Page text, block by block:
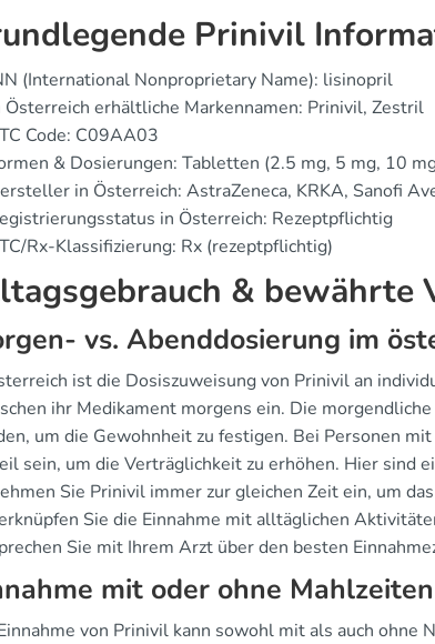
Prinivil
(International Nonproprietary Name): lisinopril
Österreich erhältliche Markennamen: Prinivil, Zestril
Code: C09AA03
& Dosierungen: Tabletten (2.5 mg, 5 mg, 10
in Österreich: AstraZeneca, KRKA, Sanofi
in Österreich: Rezeptpflichtig
Rx-Klassifizierung: Rx (rezeptpflichtig)
& bewährte
vs. Abenddosierung im
ist die Dosiszuweisung von Prinivil an
ihr Medikament morgens ein. Die
um die Gewohnheit zu festigen. Bei Personen
sein, um die Verträglichkeit zu erhöhen. Hier sind
Sie Prinivil immer zur gleichen Zeit ein, um
Sie die Einnahme mit alltäglichen
Sie mit Ihrem Arzt über den besten
mit oder ohne Mahlzeiten
von Prinivil kann sowohl mit als auch ohne